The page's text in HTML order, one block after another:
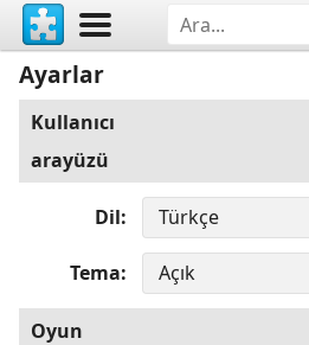
Ayarlar
Kullanıcı
arayüzü
Dil
Tema
Oyun